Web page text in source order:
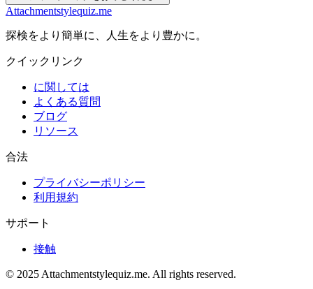
Attachmentstylequiz.me
探検をより簡単に、人生をより豊かに。
クイックリンク
に関しては
よくある質問
ブログ
リソース
合法
プライバシーポリシー
利用規約
サポート
接触
© 2025 Attachmentstylequiz.me. All rights reserved.